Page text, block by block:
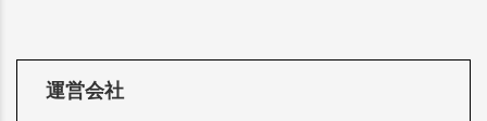
運営会社